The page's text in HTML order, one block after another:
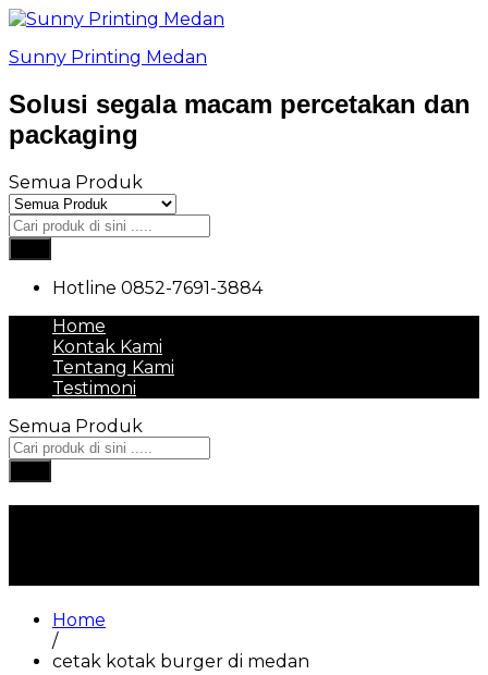
Sunny Printing Medan
Solusi segala macam percetakan dan
packaging
Semua Produk
Hotline 0852-7691-3884
Home
Kontak Kami
Tentang Kami
Testimoni
Semua Produk
Home
/
cetak kotak burger di medan